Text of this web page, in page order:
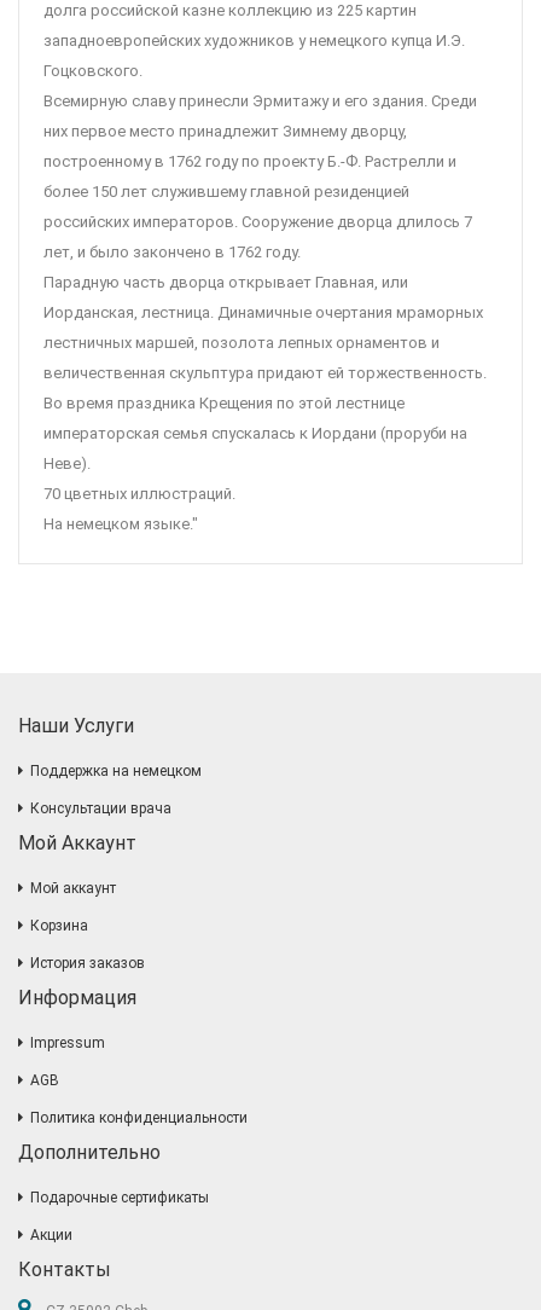
долга российской казне коллекцию из 225 картин
западноевропейских художников у немецкого купца И.Э.
Гоцковского.
Всемирную славу принесли Эрмитажу и его здания. Среди
них первое место принадлежит Зимнему дворцу,
построенному в 1762 году по проекту Б.-Ф. Растрелли и
более 150 лет служившему главной резиденцией
российских императоров. Сооружение дворца длилось 7
лет, и было закончено в 1762 году.
Парадную часть дворца открывает Главная, или
Иорданская, лестница. Динамичные очертания мраморных
лестничных маршей, позолота лепных орнаментов и
величественная скульптура придают ей торжественность.
Во время праздника Крещения по этой лестнице
императорская семья спускалась к Иордани (проруби на
Неве).
70 цветных иллюстраций.
На немецком языке."
Наши Услуги
Поддержка на немецком
Консультации врача
Мой Аккаунт
Мой аккаунт
Корзина
История заказов
Информация
Impressum
AGB
Политика конфиденциальности
Дополнительно
Подарочные сертификаты
Акции
Контакты